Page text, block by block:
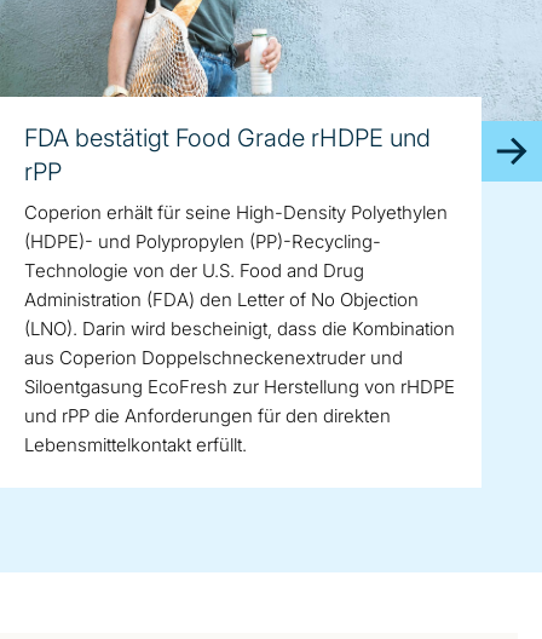
FDA bestätigt Food Grade rHDPE und
rPP
Coperion erhält für seine High-Density Polyethylen
(HDPE)- und Polypropylen (PP)-Recycling-
Technologie von der U.S. Food and Drug
Administration (FDA) den Letter of No Objection
(LNO). Darin wird bescheinigt, dass die Kombination
aus Coperion Doppelschneckenextruder und
Siloentgasung EcoFresh zur Herstellung von rHDPE
und rPP die Anforderungen für den direkten
Lebensmittelkontakt erfüllt.